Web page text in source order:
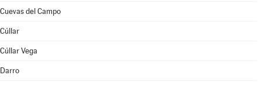
Cuevas del Campo
Cúllar
Cúllar Vega
Darro